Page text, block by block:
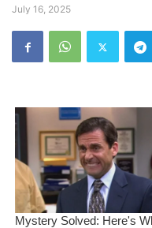
July 16, 2025